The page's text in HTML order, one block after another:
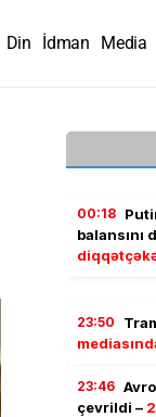
Din İdman Media
00:18
balansını
23:50
23:46
çevrildi –